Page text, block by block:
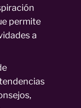
permite
a